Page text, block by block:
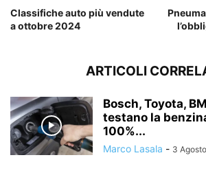
Classifiche auto più vendute
a ottobre 2024
ARTICOLI
Bosch, Toyota,
testano la
100%...
Marco Lasala - 3